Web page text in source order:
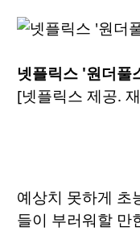
넷플릭스 '원더풀
[넷플릭스 제공.
예상치 못하게 초
들이 부러워할 만